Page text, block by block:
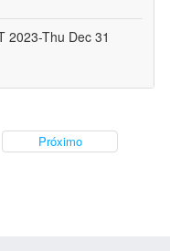
2023-Thu Dec 31
Próximo